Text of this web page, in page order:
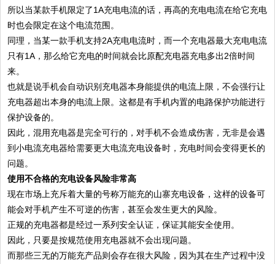
所以当某款手机限定了1A充电电流的话，再高的充电电流在给它充电
时也会限定在这个电流范围。
同理，当某一款手机支持2A充电电流时，而一个充电器最大充电电流
只有1A，那么给它充电的时间就会比原配充电器充电多出2倍时间
来。
也就是说手机会自动识别充电器本身能提供的电流上限，不会强行让
充电器超出本身的电流上限。这都是有手机内置的电路保护功能进行
保护设备的。
因此，混用充电器是完全可行的，对手机不会造成伤害，无非是会遇
到小电流充电器给需要更大电流充电设备时，充电时间会变得更长的
问题。
使用不合格的充电设备风险非常高
现在市场上充斥着大量的号称万能充的山寨充电设备，这样的设备可
能会对手机产生不可逆的伤害，甚至会发生更大的风险。
正规的充电器都是经过一系列安全认证，保证其能安全使用。
因此，只要是按规范使用充电器就不会出现问题。
而那些三无的万能充产品则会存在很大风险，因为其在生产过程中没